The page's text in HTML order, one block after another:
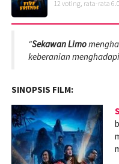
12 voting, rata-rata 6.0
“Sekawan Limo
keberanian
SINOPSIS FILM: